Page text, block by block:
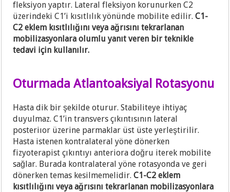
fleksiyon yaptır. Lateral fleksiyon korunurken C2
üzerindeki C1’i kısıtlılık yönünde mobilite edilir.C1-
C2 eklem kısıtlılığını veya ağrısını tekrarlanan
mobilizasyonlara olumlu yanıt veren bir teknikle
tedavi için kullanılır.
Oturmada Atlantoaksiyal Rotasyonu
Hasta dik bir şekilde oturur. Stabiliteye ihtiyaç
duyulmaz. C1’in transvers çıkıntısının lateral
posteriıor üzerine parmaklar üst üste yerleştirilir.
Hasta istenen kontralateral yöne dönerken
fizyoterapist çıkıntıyı anteriora doğru iterek mobilite
sağlar. Burada kontralateral yöne rotasyonda ve geri
dönerken temas kesilmemelidir.C1-C2 eklem
kısıtlılığını veya ağrısını tekrarlanan mobilizasyonlara